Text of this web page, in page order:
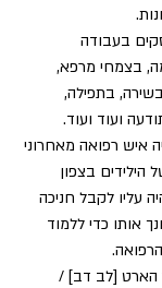
בעבודה
בצמחי מרפא,
בתפילה,
ועוד ועוד.
איש רפואה מאחרוני
הילידים בצפון
עליו לקבל חניכה
אותו כדי ללמוד
הארט [לב דב] /